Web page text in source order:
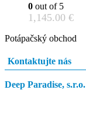
0 out of 5
1,145.00 €
Potápačský obchod
Kontaktujte nás
Deep Paradise, s.r.o.